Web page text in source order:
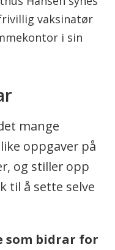
vaksinatør
i sin
mange
oppgaver på
og stiller opp
til å sette selve
som bidrar for